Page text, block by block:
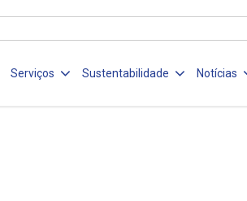
Serviços Sustentabilidade Notícias